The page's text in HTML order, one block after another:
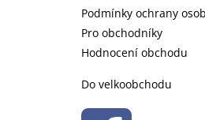
Podmínky ochrany
Pro obchodníky
Hodnocení obchodu
Do velkoobchodu